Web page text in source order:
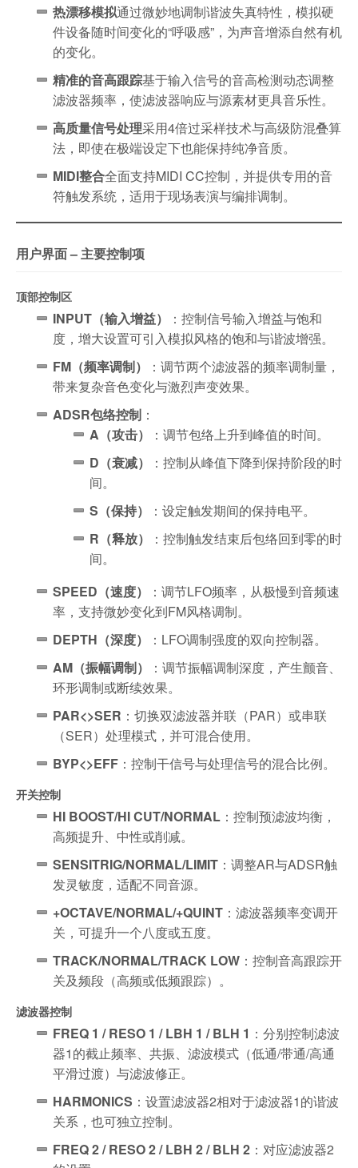
热漂移模拟通过微妙地调制谐波失真特性，模拟硬
件设备随时间变化的“呼吸感”，为声音增添自然有机
的变化。
精准的音高跟踪基于输入信号的音高检测动态调整
滤波器频率，使滤波器响应与源素材更具音乐性。
高质量信号处理采用4倍过采样技术与高级防混叠算
法，即使在极端设定下也能保持纯净音质。
MIDI整合全面支持MIDI CC控制，并提供专用的音
符触发系统，适用于现场表演与编排调制。
用户界面 – 主要控制项
顶部控制区
INPUT（输入增益）
：控制信号输入增益与饱和
度，增大设置可引入模拟风格的饱和与谐波增强。
FM（频率调制）
：调节两个滤波器的频率调制量，
带来复杂音色变化与激烈声变效果。
ADSR包络控制 ：
A（攻击）
：调节包络上升到峰值的时间。
D（衰减）
：控制从峰值下降到保持阶段的时
间。
S（保持）
：设定触发期间的保持电平。
R（释放）
：控制触发结束后包络回到零的时
间。
SPEED（速度）
：调节LFO频率，从极慢到音频速
率，支持微妙变化到FM风格调制。
DEPTH（深度）
：LFO调制强度的双向控制器。
AM（振幅调制）
：调节振幅调制深度，产生颤音、
环形调制或断续效果。
PAR<>SER ：切换双滤波器并联（PAR）或串联
（SER）处理模式，并可混合使用。
BYP<>EFF ：控制干信号与处理信号的混合比例。
开关控制
HI BOOST/HI CUT/NORMAL ：控制预滤波均衡，
高频提升、中性或削减。
SENSITRIG/NORMAL/LIMIT ：调整AR与ADSR触
发灵敏度，适配不同音源。
+OCTAVE/NORMAL/+QUINT ：滤波器频率变调开
关，可提升一个八度或五度。
TRACK/NORMAL/TRACK LOW ：控制音高跟踪开
关及频段（高频或低频跟踪）。
滤波器控制
FREQ 1 / RESO 1 / LBH 1 / BLH 1 ：分别控制滤波
器1的截止频率、共振、滤波模式（低通/带通/高通
平滑过渡）与滤波修正。
HARMONICS ：设置滤波器2相对于滤波器1的谐波
关系，也可独立控制。
FREQ 2 / RESO 2 / LBH 2 / BLH 2 ：对应滤波器2